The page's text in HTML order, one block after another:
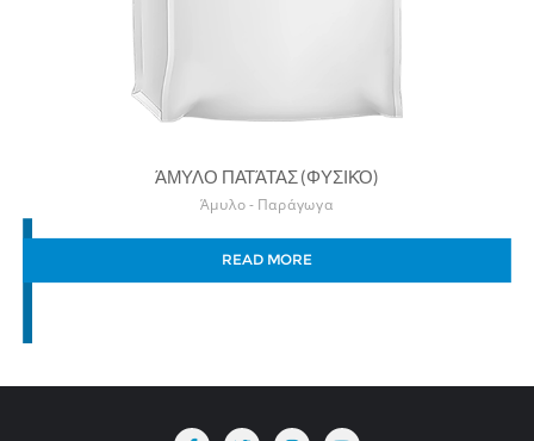
ΆΜΥΛΟ ΠΑΤΆΤΑΣ (ΦΥΣΙΚΌ)
Άμυλο - Παράγωγα
READ MORE